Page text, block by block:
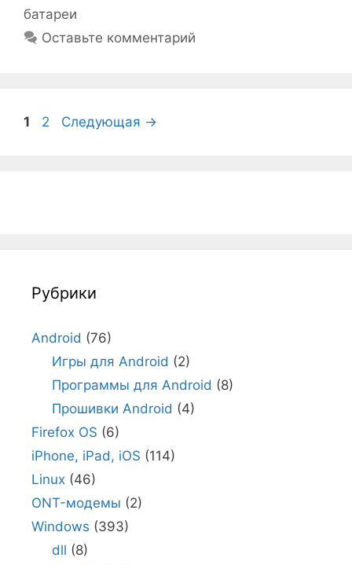
батареи
Оставьте комментарий
Страница
1 Страница
2 Следующая →
Рубрики
Android (76)
Игры для Android (2)
Программы для Android (8)
Прошивки Android (4)
Firefox OS (6)
iPhone, iPad, iOS (114)
Linux (46)
ONT-модемы (2)
Windows (393)
dll (8)